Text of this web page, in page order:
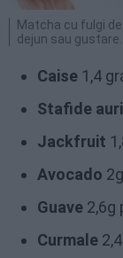
Matcha cu fulgi
dejun sau gustare.
Caise 1,4
Stafide
Jackfruit
Avocado
Guave 2,6g
Curmale